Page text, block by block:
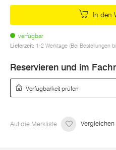
In den
verfügbar
Lieferzeit: 1-2 Werktage (Bei Bestellungen
Reservieren und im
Auf die Merkliste Vergleichen